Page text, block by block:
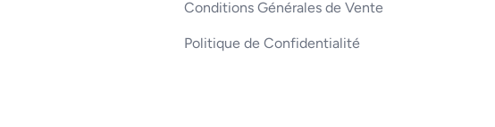
Conditions Générales de Vente
Politique de Confidentialité